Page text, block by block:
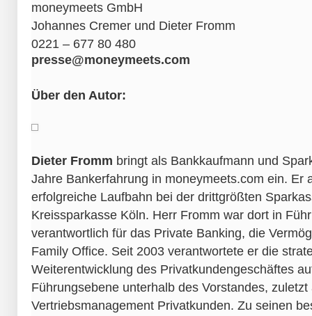
moneymeets GmbH
Johannes Cremer und Dieter Fromm
0221 – 677 80 480
presse@moneymeets.com
Über den Autor:
Dieter Fromm bringt als Bankkaufmann und
Jahre Bankerfahrung in moneymeets.com ein. Er
erfolgreiche Laufbahn bei der drittgrößten
Kreissparkasse Köln. Herr Fromm war dort in
verantwortlich für das Private Banking, die
Family Office. Seit 2003 verantwortete er die
Weiterentwicklung des Privatkundengeschäftes
Führungsebene unterhalb des Vorstandes, zuletzt
Vertriebsmanagement Privatkunden. Zu seinen